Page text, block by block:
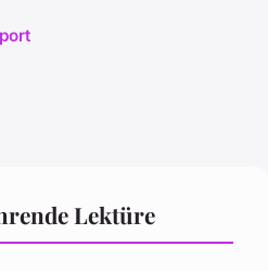
Lektüre